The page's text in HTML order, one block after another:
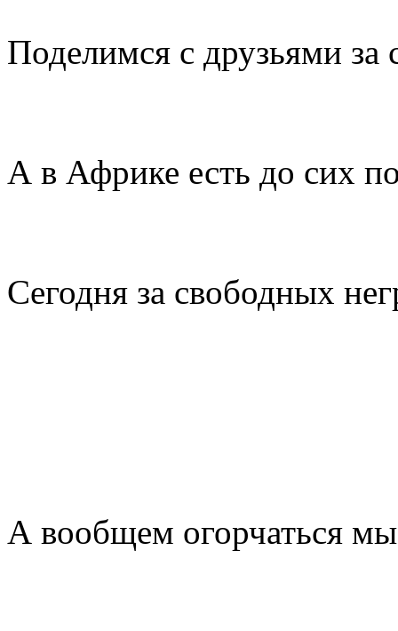
Поделимся с друзьями за
А в Африке есть до сих
Сегодня за свободных
А вообщем огорчаться